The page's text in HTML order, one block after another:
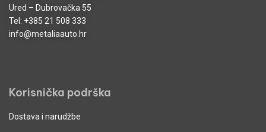
Ured – Dubrovačka 55
Tel: +385 21 508 333
info@metaliaauto.hr
Korisnička podrška
Dostava i narudžbe